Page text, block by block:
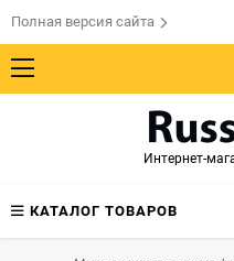
Полная версия сайта
Интернет-
КАТАЛОГ ТОВАРОВ